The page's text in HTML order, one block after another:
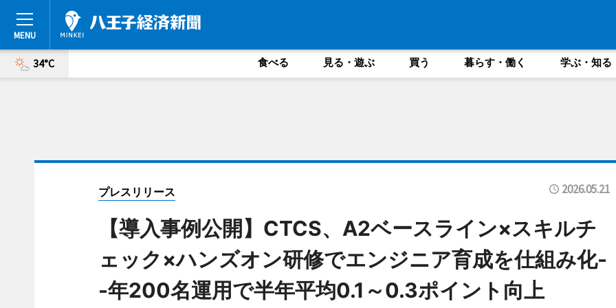
34°C 食べる 見る・遊ぶ 買う 暮らす・働く 学ぶ・知る
プレスリリース 2026.05.21
【導入事例公開】CTCS、A2ベースライン×スキルチ
ェック×ハンズオン研修でエンジニア育成を仕組み化-
-年200名運用で半年平均0.1～0.3ポイント向上